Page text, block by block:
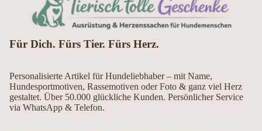
Für Dich. Fürs Tier. Fürs Herz.
Personalisierte Artikel für Hundeliebhaber – mit Name,
Hundesportmotiven, Rassemotiven oder Foto & ganz viel Herz
gestaltet. Über 50.000 glückliche Kunden. Persönlicher Service
via WhatsApp & Telefon.